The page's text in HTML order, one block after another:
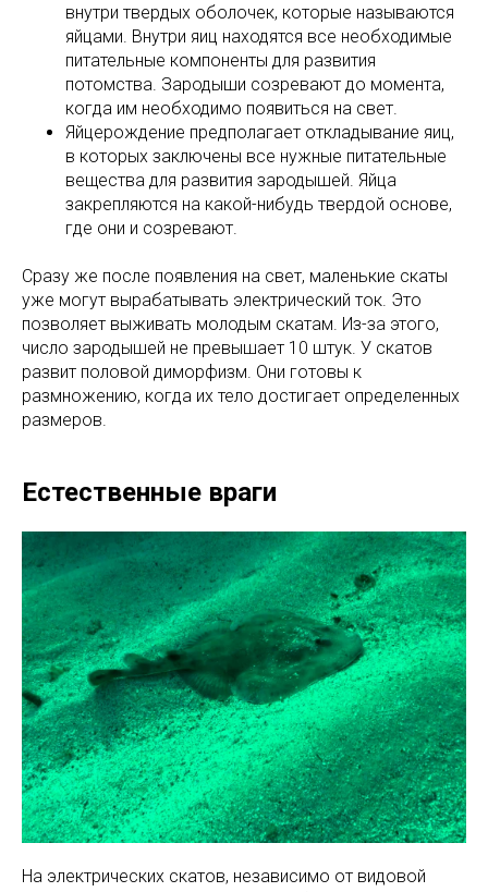
внутри твердых оболочек, которые называются
яйцами. Внутри яиц находятся все необходимые
питательные компоненты для развития
потомства. Зародыши созревают до момента,
когда им необходимо появиться на свет.
Яйцерождение предполагает откладывание яиц,
в которых заключены все нужные питательные
вещества для развития зародышей. Яйца
закрепляются на какой-нибудь твердой основе,
где они и созревают.
Сразу же после появления на свет, маленькие скаты
уже могут вырабатывать электрический ток. Это
позволяет выживать молодым скатам. Из-за этого,
число зародышей не превышает 10 штук. У скатов
развит половой диморфизм. Они готовы к
размножению, когда их тело достигает определенных
размеров.
Естественные враги
На электрических скатов, независимо от видовой